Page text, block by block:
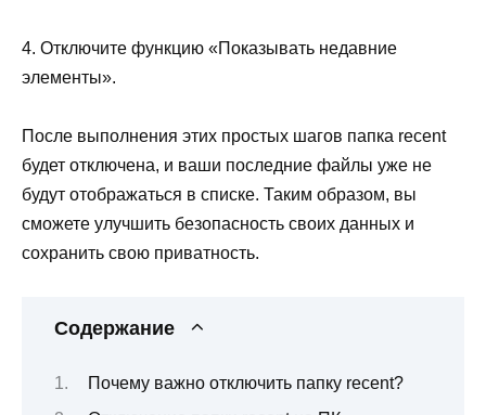
4. Отключите функцию «Показывать недавние
элементы».
После выполнения этих простых шагов папка recent
будет отключена, и ваши последние файлы уже не
будут отображаться в списке. Таким образом, вы
сможете улучшить безопасность своих данных и
сохранить свою приватность.
Содержание
Почему важно отключить папку recent?